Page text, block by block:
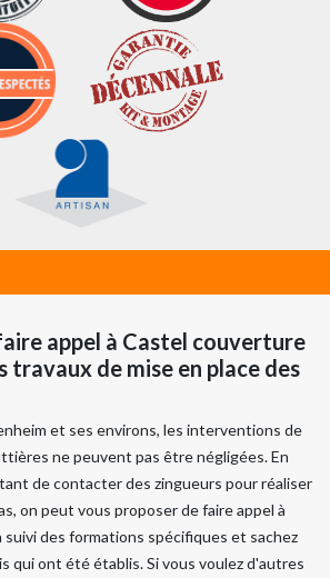
appel à Castel couverture
travaux de mise en place des
et ses environs, les interventions de
ne peuvent pas être négligées. En
de contacter des zingueurs pour réaliser
on peut vous proposer de faire appel à
des formations spécifiques et sachez
qui ont été établis. Si vous voulez d'autres